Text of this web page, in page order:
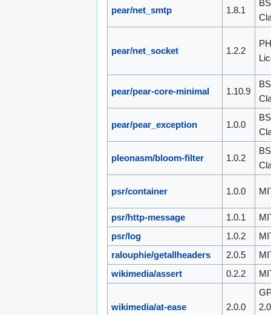
pear/net_smtp 1.8.1
pear/net_socket 1.2.2
pear/pear-core-minimal 1.10.9
pear/pear_exception 1.0.0
pleonasm/bloom-filter 1.0.2
psr/container 1.0.0
psr/http-message 1.0.1
psr/log
1.0.2
ralouphie/getallheaders
2.0.5
wikimedia/assert
0.2.2
wikimedia/at-ease 2.0.0